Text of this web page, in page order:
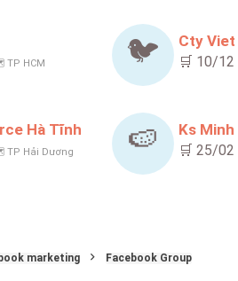
HCM 🐦 Cty Viet
🛒 10/12
Hà Tĩnh
Hải Dương 🍉 Ks Minh
🛒 25/02
marketing Facebook Group